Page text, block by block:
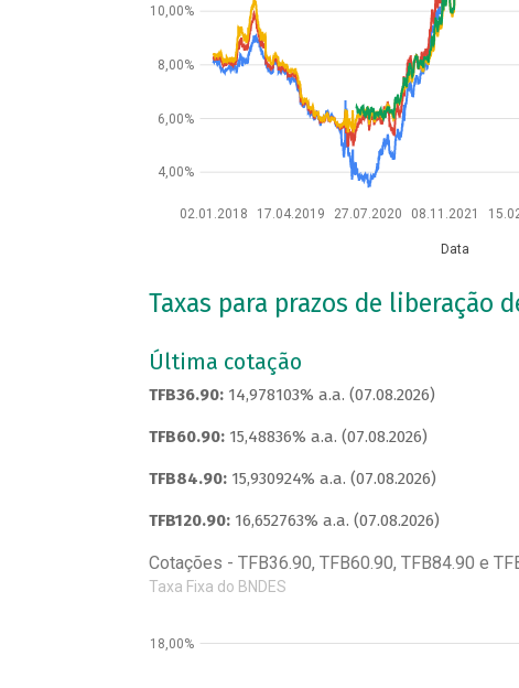
02.01.2018 17.04.2019 27.07.2020 08.11.2021
Data
4,00%
6,00%
8,00%
10,00%
Taxas para prazos de liberação
Última cotação
TFB36.90: 14,978103% a.a. (07.08.2026)
TFB60.90: 15,48836% a.a. (07.08.2026)
TFB84.90: 15,930924% a.a. (07.08.2026)
TFB120.90: 16,652763% a.a. (07.08.2026)
Cotações - TFB36.90, TFB60.90, TFB84.90 e
Taxa Fixa do BNDES
18,00%